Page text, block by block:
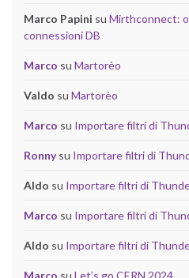
Marco Papini su Mirthconnect:
connessioni DB
Marco su Martorèo
Valdo su Martorèo
Marco su Importare filtri di
Ronnysu Importare filtri di
Aldo su Importare filtri di
Marco su Importare filtri di
Aldo su Importare filtri di
Marco su Let’s go CERN 2024